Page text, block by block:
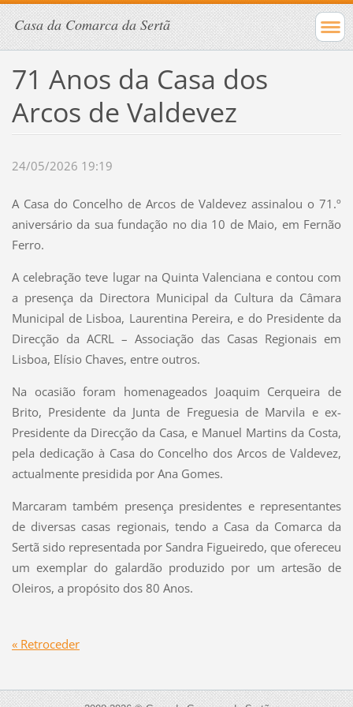
Casa da Comarca da Sertã
71 Anos da Casa dos
Arcos de Valdevez
24/05/2026 19:19
A Casa do Concelho de Arcos de Valdevez assinalou o 71.º
aniversário da sua fundação no dia 10 de Maio, em Fernão
Ferro.
A celebração teve lugar na Quinta Valenciana e contou com
a presença da Directora Municipal da Cultura da Câmara
Municipal de Lisboa, Laurentina Pereira, e do Presidente da
Direcção da ACRL – Associação das Casas Regionais em
Lisboa, Elísio Chaves, entre outros.
Na ocasião foram homenageados Joaquim Cerqueira de
Brito, Presidente da Junta de Freguesia de Marvila e ex-
Presidente da Direcção da Casa, e Manuel Martins da Costa,
pela dedicação à Casa do Concelho dos Arcos de Valdevez,
actualmente presidida por Ana Gomes.
Marcaram também presença presidentes e representantes
de diversas casas regionais, tendo a Casa da Comarca da
Sertã sido representada por Sandra Figueiredo, que ofereceu
um exemplar do galardão produzido por um artesão de
Oleiros, a propósito dos 80 Anos.
« Retroceder